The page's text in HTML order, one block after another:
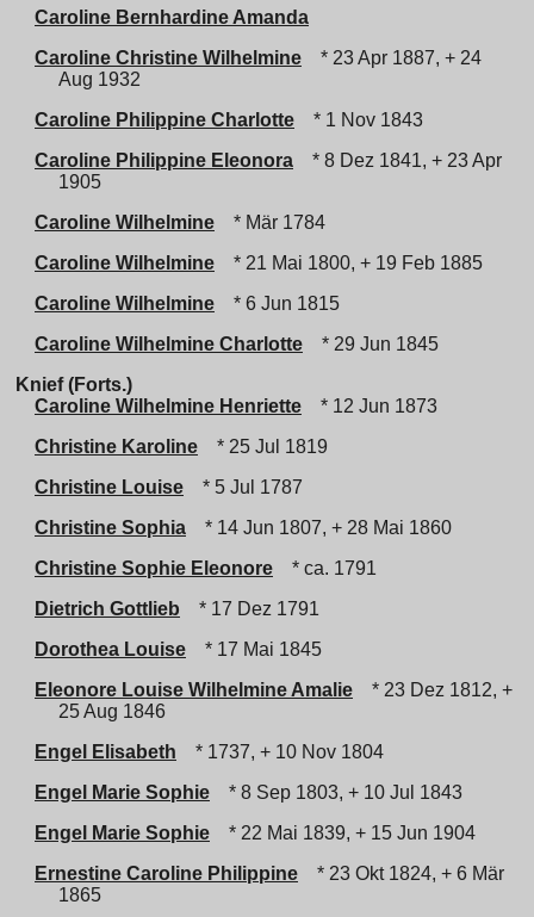
Caroline Bernhardine Amanda
Caroline Christine Wilhelmine
* 23 Apr 1887, + 24
Aug 1932
Caroline Philippine Charlotte
* 1 Nov 1843
Caroline Philippine Eleonora
* 8 Dez 1841, + 23 Apr
1905
Caroline Wilhelmine
* Mär 1784
Caroline Wilhelmine
* 21 Mai 1800, + 19 Feb 1885
Caroline Wilhelmine
* 6 Jun 1815
Caroline Wilhelmine Charlotte
* 29 Jun 1845
Knief (Forts.)
Caroline Wilhelmine Henriette
* 12 Jun 1873
Christine Karoline
* 25 Jul 1819
Christine Louise
* 5 Jul 1787
Christine Sophia
* 14 Jun 1807, + 28 Mai 1860
Christine Sophie Eleonore
* ca. 1791
Dietrich Gottlieb
* 17 Dez 1791
Dorothea Louise
* 17 Mai 1845
Eleonore Louise Wilhelmine Amalie
* 23 Dez 1812, +
25 Aug 1846
Engel Elisabeth
* 1737, + 10 Nov 1804
Engel Marie Sophie
* 8 Sep 1803, + 10 Jul 1843
Engel Marie Sophie
* 22 Mai 1839, + 15 Jun 1904
Ernestine Caroline Philippine
* 23 Okt 1824, + 6 Mär
1865